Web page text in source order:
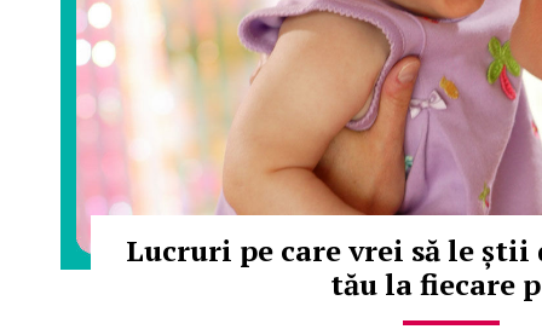
Lucruri pe care vrei să le știi
tău la fiecare